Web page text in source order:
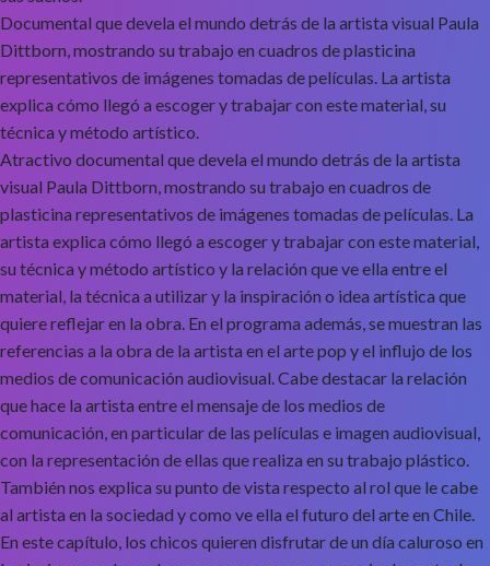
Documental que devela el mundo detrás de la artista visual Paula
Dittborn, mostrando su trabajo en cuadros de plasticina
representativos de imágenes tomadas de películas. La artista
explica cómo llegó a escoger y trabajar con este material, su
técnica y método artístico.
Atractivo documental que devela el mundo detrás de la artista
visual Paula Dittborn, mostrando su trabajo en cuadros de
plasticina representativos de imágenes tomadas de películas. La
artista explica cómo llegó a escoger y trabajar con este material,
su técnica y método artístico y la relación que ve ella entre el
material, la técnica a utilizar y la inspiración o idea artística que
quiere reflejar en la obra. En el programa además, se muestran las
referencias a la obra de la artista en el arte pop y el influjo de los
medios de comunicación audiovisual. Cabe destacar la relación
que hace la artista entre el mensaje de los medios de
comunicación, en particular de las películas e imagen audiovisual,
con la representación de ellas que realiza en su trabajo plástico.
También nos explica su punto de vista respecto al rol que le cabe
al artista en la sociedad y como ve ella el futuro del arte en Chile.
En este capítulo, los chicos quieren disfrutar de un día caluroso en